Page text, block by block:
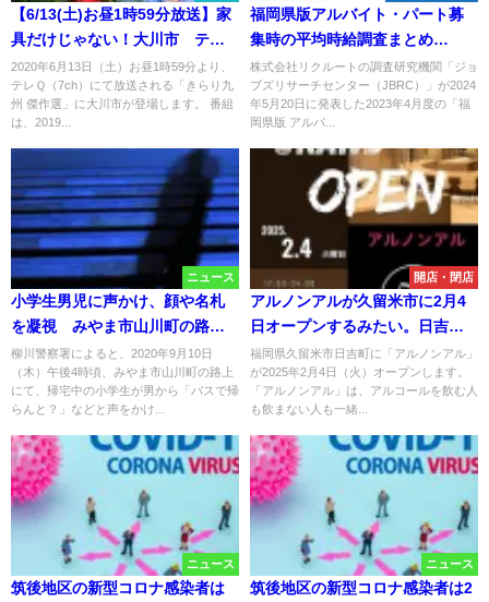
【6/13(土)お昼1時59分放送】家
具だけじゃない！大川市 テレ
Q「きらり九州 傑作選」
2020年6月13日（土）お昼1時59分より、
テレＱ（7ch）にて放送される「きらり九
州 傑作選」に大川市が登場します。 番組
は、2019...
福岡県版アルバイト・パート募
集時の平均時給調査まとめ
（2024年4月度）
株式会社リクルートの調査研究機関「ジョ
ブズリサーチセンター（JBRC）」が2024
年5月20日に発表した2023年4月度の「福
岡県版 アルバ...
ニュース
小学生男児に声かけ、顔や名札
を凝視 みやま市山川町の路上
にて
柳川警察署によると、2020年9月10日
（木）午後4時頃、みやま市山川町の路上
にて、帰宅中の小学生が男から「バスで帰
らんと？」などと声をかけ...
開店・閉店
アルノンアルが久留米市に2月4
日オープンするみたい。日吉町
交差点そば
福岡県久留米市日吉町に「アルノンアル」
が2025年2月4日（火）オープンします。
「アルノンアル」は、アルコールを飲む人
も飲まない人も一緒...
ニュース
筑後地区の新型コロナ感染者は
ニュース
筑後地区の新型コロナ感染者は2